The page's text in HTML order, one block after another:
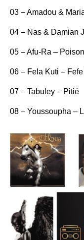
03 – Amadou &
04 – Nas & Damian
05 – Afu-Ra –
06 – Fela Kuti –
07 – Tabuley – Pitié
08 – Youssoupha –